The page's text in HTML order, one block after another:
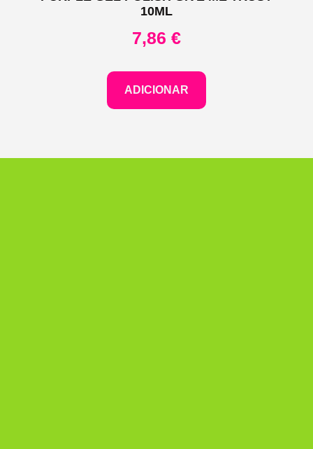
10ML
7,86 €
ADICIONAR